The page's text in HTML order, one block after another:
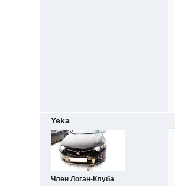
Yeka
Член Логан-Клуба